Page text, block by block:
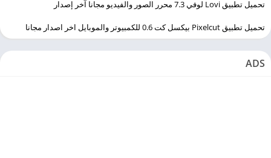
تحميل تطبيق Lovi لوفي 7.3 محرر الصور والفيديو مجانا آخر إصدار
تحميل تطبيق Pixelcut بيكسل كت 0.6 للكمبيوتر والموبايل اخر اصدار مجانا
ADS